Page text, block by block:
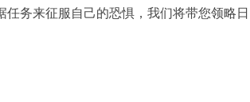
务来征服自己的恐惧，我们将带您领略日